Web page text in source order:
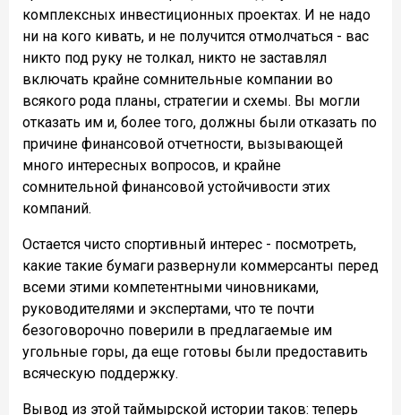
комплексных инвестиционных проектах. И не надо
ни на кого кивать, и не получится отмолчаться - вас
никто под руку не толкал, никто не заставлял
включать крайне сомнительные компании во
всякого рода планы, стратегии и схемы. Вы могли
отказать им и, более того, должны были отказать по
причине финансовой отчетности, вызывающей
много интересных вопросов, и крайне
сомнительной финансовой устойчивости этих
компаний.
Остается чисто спортивный интерес - посмотреть,
какие такие бумаги развернули коммерсанты перед
всеми этими компетентными чиновниками,
руководителями и экспертами, что те почти
безоговорочно поверили в предлагаемые им
угольные горы, да еще готовы были предоставить
всяческую поддержку.
Вывод из этой таймырской истории таков: теперь